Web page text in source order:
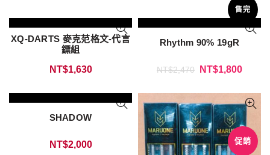
XQ-DARTS 麥克范格文-代言
鏢組
NT$1,630
促銷
售完
Rhythm 90% 19gR
NT$2,470 NT$1,800
SHADOW
NT$2,000